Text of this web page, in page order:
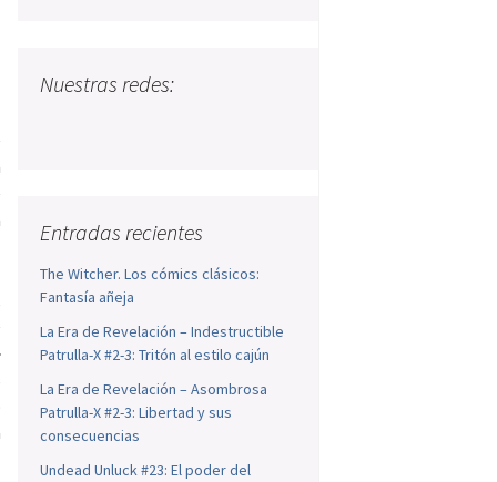
Nuestras redes:
Entradas recientes
The Witcher. Los cómics clásicos:
Fantasía añeja
La Era de Revelación – Indestructible
Patrulla-X #2-3: Tritón al estilo cajún
La Era de Revelación – Asombrosa
Patrulla-X #2-3: Libertad y sus
consecuencias
Undead Unluck #23: El poder del